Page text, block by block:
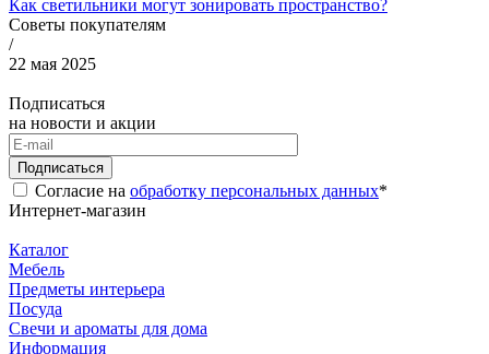
Как светильники могут зонировать пространство?
Советы покупателям
/
22 мая 2025
Подписаться
на новости и акции
Подписаться
Согласие на обработку персональных данных*
Интернет-магазин
Каталог
Мебель
Предметы интерьера
Посуда
Свечи и ароматы для дома
Информация